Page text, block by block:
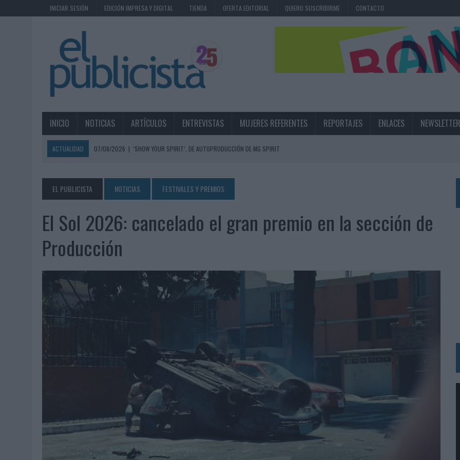
INICIAR SESIÓN EDICIÓN IMPRESA Y DIGITAL TIENDA OFERTA EDITORIAL QUIERO SUSCRIBIRME CONTACTO
INICIO NOTICIAS ARTÍCULOS ENTREVISTAS MUJERES REFERENTES REPORTAJES ENLACES NEWSLETTER
ACTUALIDAD 07/08/2026 | ‘SHOW YOUR SPIRIT’, DE AUTOPRODUCCIÓN DE MG SPIRIT
07/08/2026 | MG SPIRIT RELANZA SU MARCA CON UNA ESTRATEGIA 360º CENTRADA EN EL ORIGEN BARCELONÉS
07/08/2026
| PATRÓN CONVIERTE EL NUEVO SINGLE DE ARÓN PIPER EN UNA EXPERIENCIA DE MARCA EN IBIZA
07/08/2026
| EL VERANO PONE A PRUEBA LA ESTRATEGIA DIGITAL DE LAS MARCAS
07/08/2026
VUELING CONVIERTE LOS RECUERDOS EN SOUVENIRS CON IA
06/08/2026 |
‘LA VUELTA’, DE FENOMENAL PARA MÁLAGA CF
06/08/2026 | SIETE DE CADA DIEZ EMPRESAS ESPAÑOLAS NO INTEGRAN LA INFANCIA EN SU ESTRATEGIA
06/08/2026 | LA TELEVISIÓN SIGUE LIDERANDO EL CONSUMO DE MEDIOS EN VERANO Y SUPERA AL MÓVIL COMO DISPOSITIVO MÁS UTILIZADO
06/08/2026
SYSTEM1 NOMBRA A KIMBERLY BASTONI COMO NUEVA DIRECTORA COMERCIAL GLOBAL
06/08/2026
FRIGO Y UNIQLO LANZAN UNA COLECCIÓN PERSONALIZABLE INSPIRADA EN CORNETTO, CALIPPO Y SOLERO
LA IA ESTÁ SUBIENDO EL LISTÓN DE LA CREATIVIDAD
BEON WORLDWIDE LANZA RAÍZ URBANA PARA TRANSFORMAR EL PATRIMONIO HISTÓRICO EN ACTIVOS CULTURALES Y ECONÓMICOS
05/08/2026 | FABRA COMUNICACIÓN INCORPORA A CASONÁ Y ASUME LA GESTIÓN DE SUS RELACIONES CON LOS MEDIOS
05/08/2026
LOPESAN HOTELS & RESORTS ACERCA EL PARAÍSO CANARIO EN SU ÚLTIMA CAMPAÑA INTERNACIONAL
05/08/2026
LUIS ARQUILLOS (BURGO DE ARIAS): “LA CONSTRUCCIÓN DE MARCA A LARGO PLAZO Y LA MEDICIÓN SON DOS CARAS DE LA MISMA
EL PUBLICISTA NOTICIAS FESTIVALES Y PREMIOS
El Sol 2026: cancelado el gran premio en la sección de
Producción